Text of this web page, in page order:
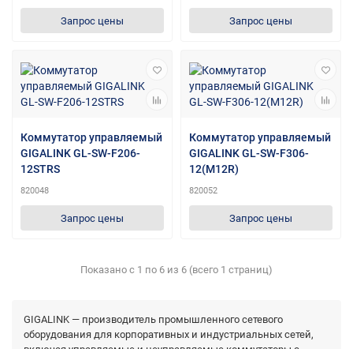
Запрос цены Запрос цены
Коммутатор управляемый
GIGALINK GL-SW-F206-
12STRS
820048
Запрос цены
Коммутатор управляемый
GIGALINK GL-SW-F306-
12(M12R)
820052
Запрос цены
Показано с 1 по 6 из 6 (всего 1 страниц)
GIGALINK — производитель промышленного сетевого
оборудования для корпоративных и индустриальных сетей,